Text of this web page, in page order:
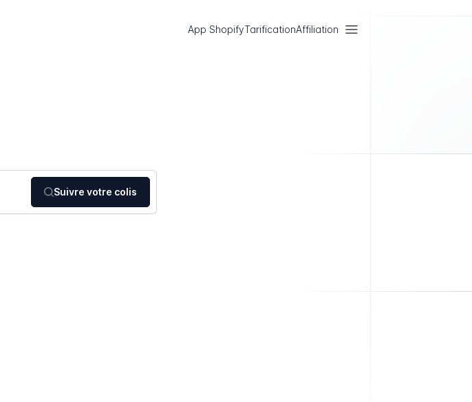
App ShopifyTarificationAffiliation
Suivre votre colis